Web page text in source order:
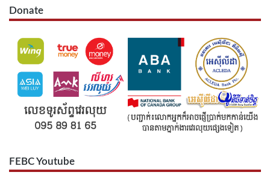
Donate
FEBC Youtube